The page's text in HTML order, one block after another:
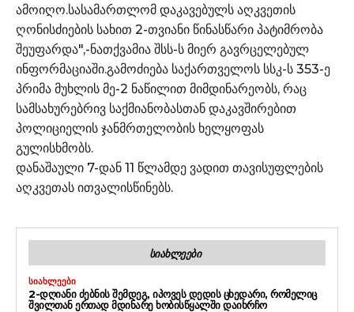
ამოიღო.სასამართლომ დაკავებულს აღკვეთის
ღონისძიების სახით 2-თვიანი წინასწარი პატიმრობა
შეუფარდა",-ნათქვამია შსს-ს მიერ გავრცელებულ
ინფორმაციაში.გამოძიება საქართველოს სსკ-ს 353-ე
პრიმა მუხლის მე-2 ნაწილით მიმდინარეობს, რაც
სამსახურებრივ საქმიანობასთან დაკავშირებით
პოლიციელის ჯანმრთელობის ხელყოფას
გულისხმობს.
დანაშაული 7-დან 11 წლამდე ვადით თავისუფლების
აღკვეთას ითვალისწინებს.
ᲡᲘᲐᲮᲚᲔᲔᲑᲘ
ᲡᲘᲐᲮᲚᲔᲔᲑᲘ
2-ᲓᲦᲘᲐᲜᲘ ᲫᲔᲑᲜᲘᲡ ᲨᲔᲛᲓᲔᲒ, ᲘᲞᲝᲕᲔᲡ ᲓᲔᲓᲘᲡ ᲪᲮᲔᲓᲐᲠᲘ, ᲠᲝᲛᲔᲚᲘᲪ
ᲨᲕᲘᲚᲗᲐᲜ ᲔᲠᲗᲐᲓ ᲛᲓᲘᲜᲐᲠᲔ ᲮᲝᲑᲘᲡᲬᲧᲐᲚᲨᲘ ᲓᲐᲘᲮᲠᲩᲝ